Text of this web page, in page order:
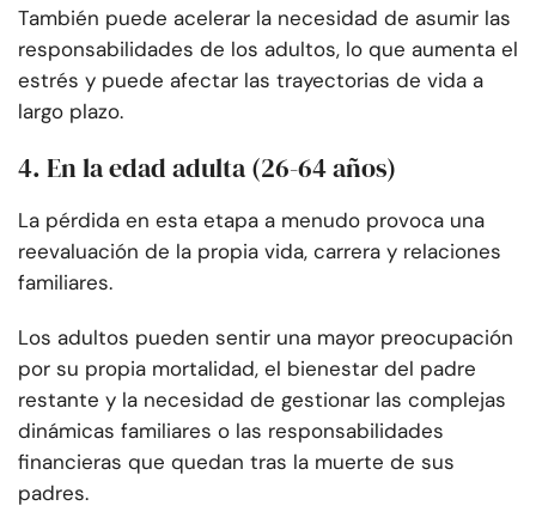
También puede acelerar la necesidad de asumir las
responsabilidades de los adultos, lo que aumenta el
estrés y puede afectar las trayectorias de vida a
largo plazo.
4. En la edad adulta (26-64 años)
La pérdida en esta etapa a menudo provoca una
reevaluación de la propia vida, carrera y relaciones
familiares.
Los adultos pueden sentir una mayor preocupación
por su propia mortalidad, el bienestar del padre
restante y la necesidad de gestionar las complejas
dinámicas familiares o las responsabilidades
financieras que quedan tras la muerte de sus
padres.